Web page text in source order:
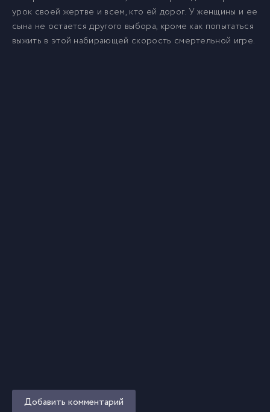
урок своей жертве и всем, кто ей дорог. У женщины и ее
сына не остается другого выбора, кроме как попытаться
выжить в этой набирающей скорость смертельной игре.
Добавить комментарий